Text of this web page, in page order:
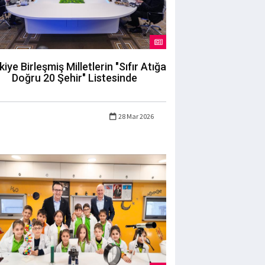
Birleşmiş Milletlerin "Sıfır Atığa
Doğru 20 Şehir" Listesinde
28 Mar 2026